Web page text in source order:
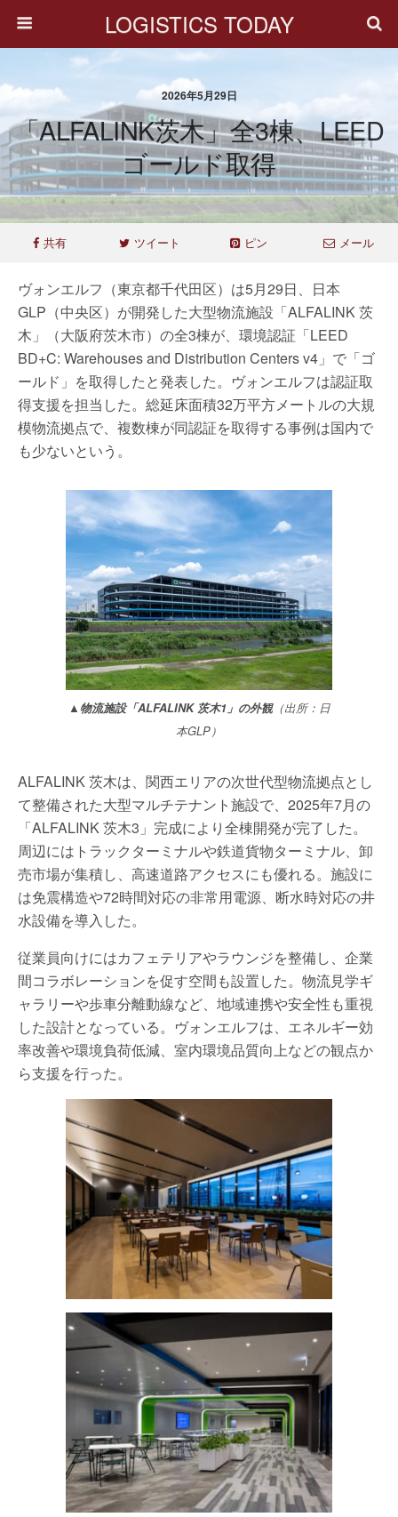
LOGISTICS TODAY
2026年5月29日
「ALFALINK茨木」全3棟、LEED
ゴールド取得
共有 ツイート ピン メール
ヴォンエルフ（東京都千代田区）は5月29日、日本
GLP（中央区）が開発した大型物流施設「ALFALINK 茨
木」（大阪府茨木市）の全3棟が、環境認証「LEED
BD+C: Warehouses and Distribution Centers v4」で「ゴ
ールド」を取得したと発表した。ヴォンエルフは認証取
得支援を担当した。総延床面積32万平方メートルの大規
模物流拠点で、複数棟が同認証を取得する事例は国内で
も少ないという。
▲物流施設「ALFALINK 茨木1」の外観（出所：日
本GLP）
ALFALINK 茨木は、関西エリアの次世代型物流拠点とし
て整備された大型マルチテナント施設で、2025年7月の
「ALFALINK 茨木3」完成により全棟開発が完了した。
周辺にはトラックターミナルや鉄道貨物ターミナル、卸
売市場が集積し、高速道路アクセスにも優れる。施設に
は免震構造や72時間対応の非常用電源、断水時対応の井
水設備を導入した。
従業員向けにはカフェテリアやラウンジを整備し、企業
間コラボレーションを促す空間も設置した。物流見学ギ
ャラリーや歩車分離動線など、地域連携や安全性も重視
した設計となっている。ヴォンエルフは、エネルギー効
率改善や環境負荷低減、室内環境品質向上などの観点か
ら支援を行った。